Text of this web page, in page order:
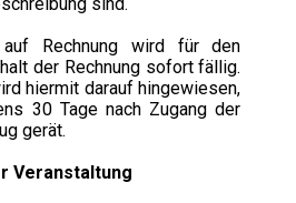
Rechnung wird für den
der Rechnung sofort fällig.
hiermit darauf hingewiesen,
30 Tage nach Zugang der
gerät.
Veranstaltung